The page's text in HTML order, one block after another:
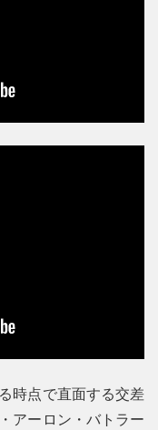
時点で直面する交差
アーロン・バトラー